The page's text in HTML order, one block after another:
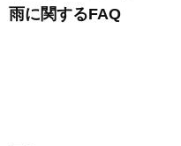
雨に関するFAQ